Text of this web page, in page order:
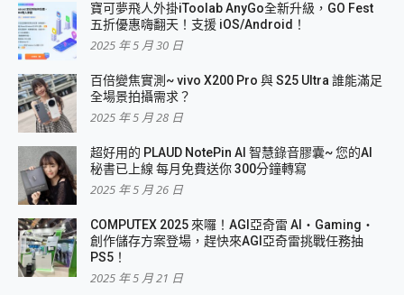
寶可夢飛人外掛iToolab AnyGo全新升級，GO Fest
五折優惠嗨翻天！支援 iOS/Android！
2025 年 5 月 30 日
百倍變焦實測~ vivo X200 Pro 與 S25 Ultra 誰能滿足
全場景拍攝需求？
2025 年 5 月 28 日
超好用的 PLAUD NotePin AI 智慧錄音膠囊~ 您的AI
秘書已上線 每月免費送你 300分鐘轉寫
2025 年 5 月 26 日
COMPUTEX 2025 來囉！AGI亞奇雷 AI・Gaming・
創作儲存方案登場，趕快來AGI亞奇雷挑戰任務抽
PS5！
2025 年 5 月 21 日